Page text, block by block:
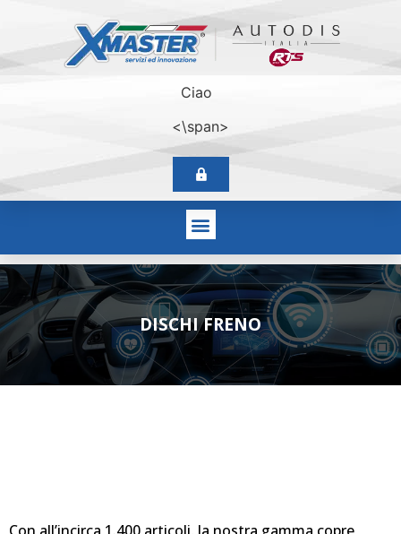
Ciao
<\span>
DISCHI FRENO